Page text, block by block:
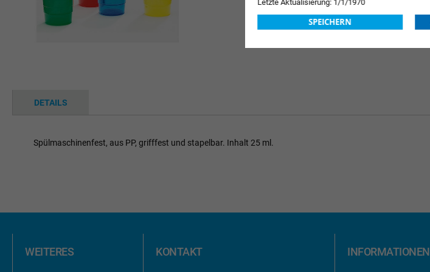
DETAILS
Spülmaschinenfest, aus PP, grifffest und stapelbar. Inhalt 25 ml.
WEITERES KONTAKT INFORMATIONEN
Letzte Aktualisierung: 1/1/1970
SPEICHERN